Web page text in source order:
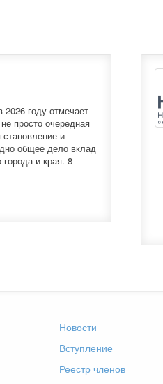
2026 году отмечает
просто очередная
и
общее дело вклад
и края. 8
Новости
Вступление
Реестр членов